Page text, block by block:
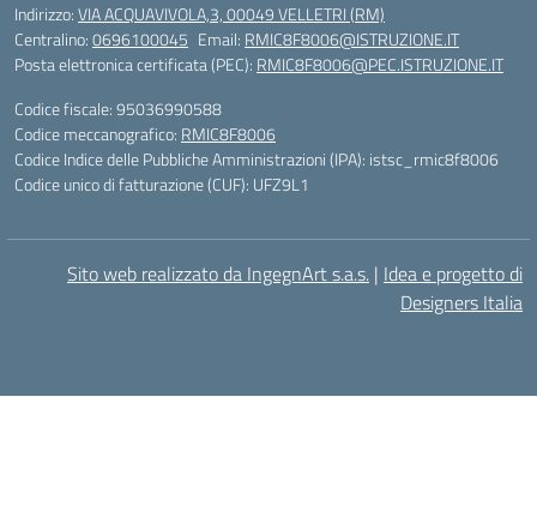
Indirizzo:VIA ACQUAVIVOLA,3, 00049 VELLETRI (RM)
Centralino:0696100045 Email: RMIC8F8006@ISTRUZIONE.IT
Posta elettronica certificata (PEC): RMIC8F8006@PEC.ISTRUZIONE.IT
Codice fiscale: 95036990588
Codice meccanografico: RMIC8F8006
Codice Indice delle Pubbliche Amministrazioni (IPA): istsc_rmic8f8006
Codice unico di fatturazione (CUF): UFZ9L1
Sito web realizzato da IngegnArt s.a.s. | Idea e progetto di
Designers Italia